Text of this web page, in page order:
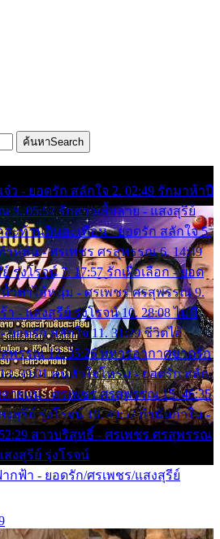
ค้นหาSearch
จ๋ว - ยอดรัก สลักใจ 2. 02:49 รักมาห้าปี
3. 05:57 รักสาวเสื้อลาย - แสงสุรีย์
สะท้านดินสะเทือน - ยอดรัก สลักใจ 5.
ำหล่น - ศรเพชร ศรสุพรรณ 6. 14:49
รุ่งโรจน์ 7. 17:57 รักเผื่อเลือก - ยอด
น้ำตาไอ้หนุ่ม - ศรเพชร ศรสุพรรณ 9.
- แสงสุรีย์ รุ่งโรจน์ 10. 28:08 ไม่มี
ยอดรัก สลักใจ 11. 31:29 ชีวิตไอ้
พรรณ 12. 35:26 ทหารอากาศขาดรัก
39:01 คนหัวใจโทรม - ยอดรัก สลัก
ตายแน่ - ศรเพชร ศรสุพรรณ 15. 46:35
สุรีย์ รุ่งโรจน์ 16. 49:57 กำนันกำใน -
สาวบริสุทธิ์ - ศรเพชร ศรสุพรรณ
สงสุรีย์ รุ่งโรจน์
กฟ้า - ยอดรัก/ศรเพชร/แสงสุรีย์